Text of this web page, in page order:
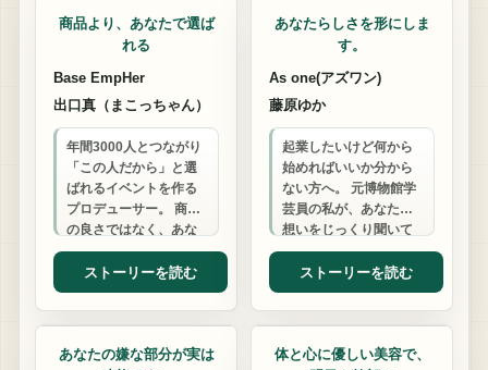
商品より、あなたで選ば
れる
Base EmpHer
出口真（まこっちゃん）
年間3000人とつながり
「この人だから」と選
ばれるイベントを作る
プロデューサー。 商品
の良さではなく、あな
たの思いで人を集め
る。 イベント開催の不
安も集客の悩み…
ストーリーを読む
あなたらしさを形にしま
す。
As one(アズワン)
藤原ゆか
起業したいけど何から
始めればいいか分から
ない方へ。 元博物館学
芸員の私が、あなたの
想いをじっくり聞いて
一緒に最適な答えを見
つけます。
ストーリーを読む
デザイン
あなたの嫌な部分が実は
小売・サービス
体と心に優しい美容で、